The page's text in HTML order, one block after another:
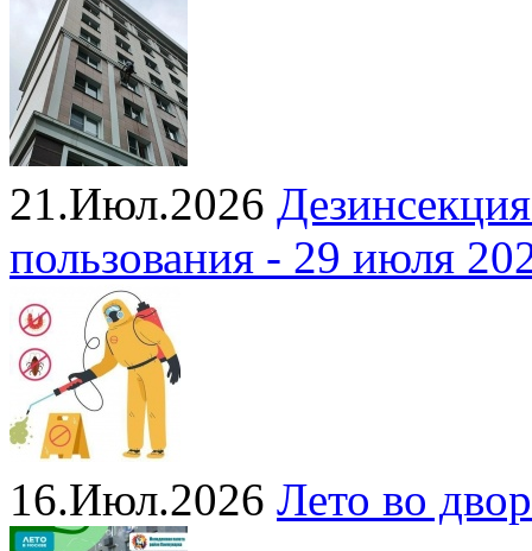
21.Июл.2026
пользования - 29 июля
16.Июл.2026 Лето во